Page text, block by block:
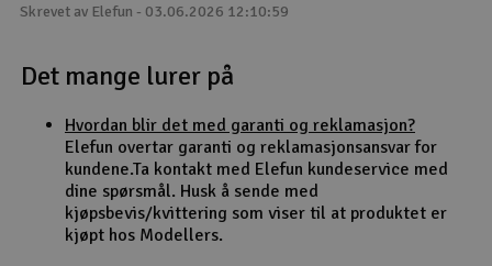
Outlet
Radioutstyr
Raketter
Smarthjem, lek & hobby
Skrevet av Elefun - 03.06.2026 12:10:59
Det mange lurer på
Hvordan blir det med garanti og reklamasjon?
Elefun overtar garanti og reklamasjonsansvar for
kundene.Ta kontakt med Elefun kundeservice med
dine spørsmål. Husk å sende med
kjøpsbevis/kvittering som viser til at produktet er
kjøpt hos Modellers.